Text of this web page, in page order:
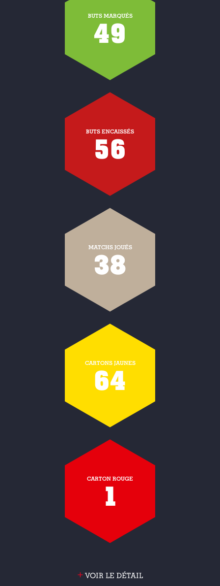
BUTS MARQUÉS
49
BUTS ENCAISSÉS
56
MATCHS JOUÉS
38
CARTONS JAUNES
64
CARTON ROUGE
1
+VOIR LE DÉTAIL